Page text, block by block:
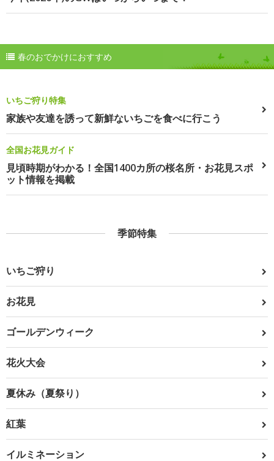
春のおでかけにおすすめ
いちご狩り特集
家族や友達を誘って新鮮ないちごを食べに行こう
全国お花見ガイド
見頃時期がわかる！全国1400カ所の桜名所・お花見スポ
ット情報を掲載
季節特集
いちご狩り
お花見
ゴールデンウィーク
花火大会
夏休み（夏祭り）
紅葉
イルミネーション